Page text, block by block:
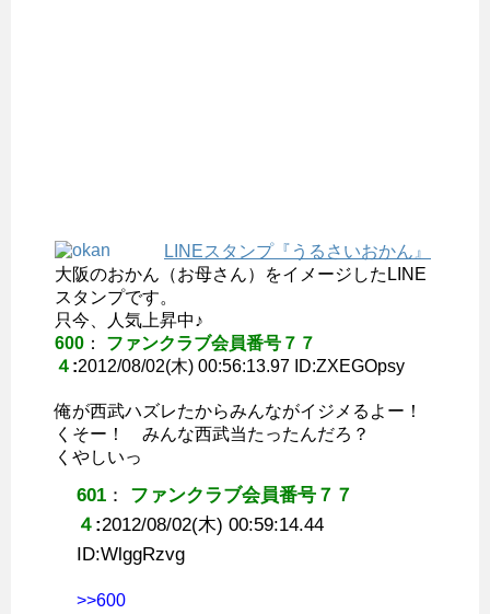
LINEスタンプ『うるさいおかん』
大阪のおかん（お母さん）をイメージしたLINE
スタンプです。
只今、人気上昇中♪
600 ： ファンクラブ会員番号７７
４ :2012/08/02(木) 00:56:13.97 ID:ZXEGOpsy
俺が西武ハズレたからみんながイジメるよー！
くそー！ みんな西武当たったんだろ？
くやしいっ
601 ： ファンクラブ会員番号７７
４ :2012/08/02(木) 00:59:14.44
ID:WlggRzvg
>>600